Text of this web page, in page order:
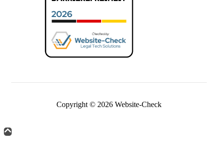
Copyright © 2026 Website-Check